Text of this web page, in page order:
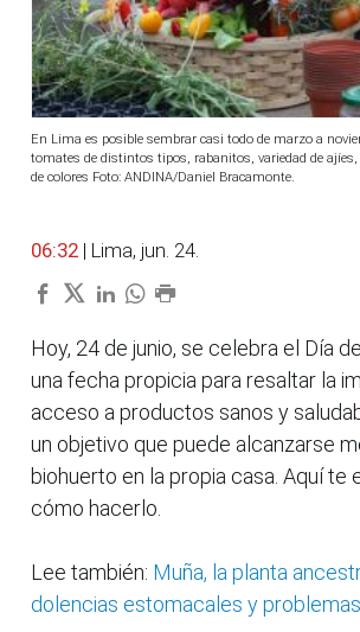
En Lima es posible sembrar casi todo de marzo a
tomates de distintos tipos, rabanitos, variedad de
de colores Foto: ANDINA/Daniel Bracamonte.
06:32 | Lima, jun. 24.
Hoy, 24 de junio, se celebra el Día
una fecha propicia para resaltar la
acceso a productos sanos y
un objetivo que puede alcanzarse
biohuerto en la propia casa. Aquí te
cómo hacerlo.
Lee también: Muña, la planta
dolencias estomacales y